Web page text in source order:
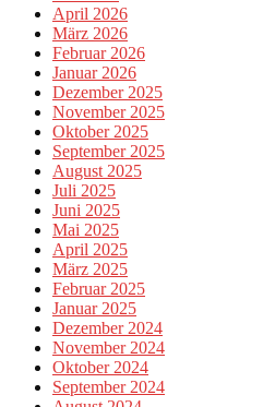
April 2026
März 2026
Februar 2026
Januar 2026
Dezember 2025
November 2025
Oktober 2025
September 2025
August 2025
Juli 2025
Juni 2025
Mai 2025
April 2025
März 2025
Februar 2025
Januar 2025
Dezember 2024
November 2024
Oktober 2024
September 2024